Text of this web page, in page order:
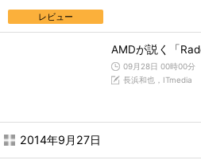
レビュー
AMDが説く「
09月28日 00時00分
長浜和也，ITmedia
2014年9月27日